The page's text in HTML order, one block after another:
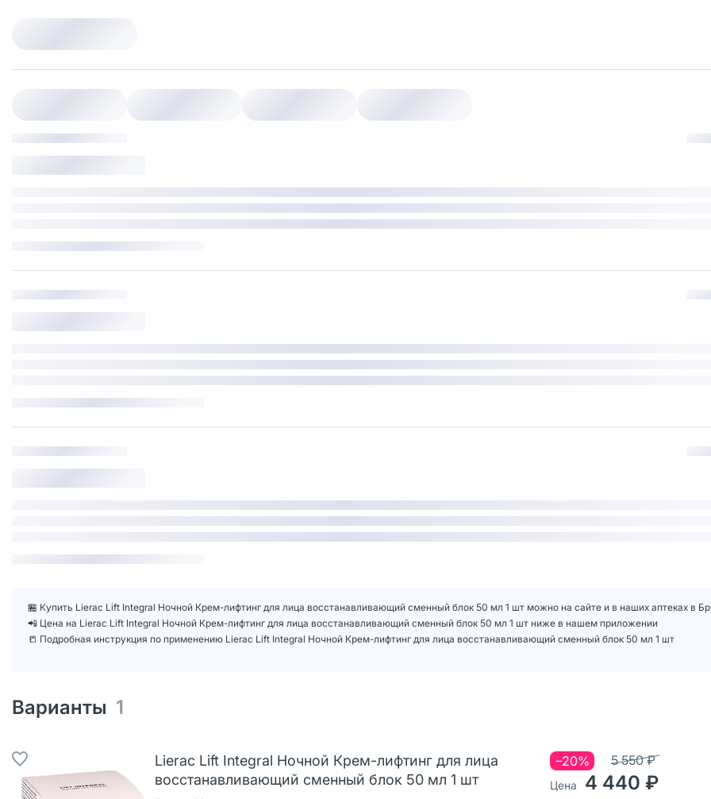
🏪 Купить Lierac Lift Integral Ночной Крем-лифтинг для лица восстанавливающий сменный блок 50 мл 1 шт можно на сайте и в наших аптеках в
📲 Цена на Lierac Lift Integral Ночной Крем-лифтинг для лица восстанавливающий сменный блок 50 мл 1 шт ниже в нашем приложении
📒 Подробная инструкция по применению Lierac Lift Integral Ночной Крем-лифтинг для лица восстанавливающий сменный блок 50 мл 1 шт
Варианты 1
Lierac Lift Integral Ночной Крем-лифтинг для лица
восстанавливающий сменный блок 50 мл 1 шт
Цена 4 440 ₽
5 550 ₽
−20%